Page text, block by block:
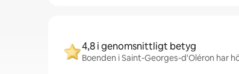
4,8 i genomsnittligt betyg
Boenden i Saint-Georges-d'Oléron har